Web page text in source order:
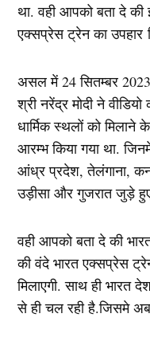
था. वही आपको बता दे की
एक्सप्रेस ट्रेन का उपहार
असल में 24 सितम्बर
श्री नरेंद्र मोदी ने
धार्मिक स्थलों को
आरम्भ किया गया था.
आंध्र प्रदेश, तेलंगाना,
उड़ीसा और गुजरात जुड़े
वही आपको बता दे की
की वंदे भारत एक्सप्रेस
मिलाएगी. साथ ही भारत
से ही चल रही है.जिसमे